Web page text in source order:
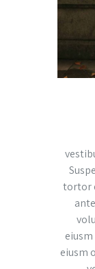
tortor
eiusm